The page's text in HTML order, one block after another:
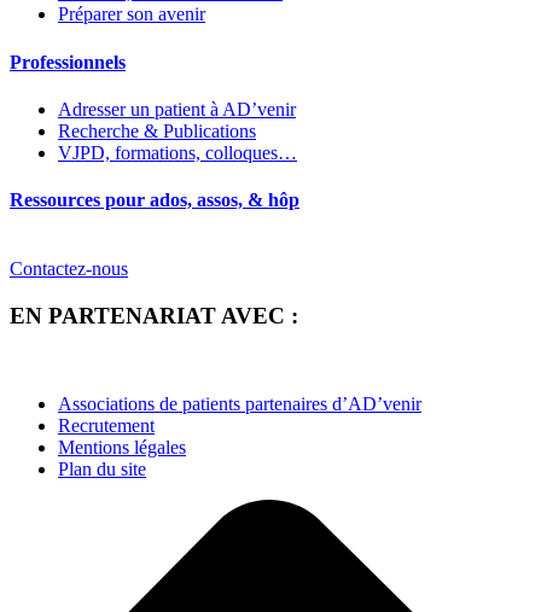
Préparer son avenir
Professionnels
Adresser un patient à AD’venir
Recherche & Publications
VJPD, formations, colloques…
Ressources pour ados, assos, & hôp
Contactez-nous
EN PARTENARIAT AVEC :
Associations de patients partenaires d’AD’venir
Recrutement
Mentions légales
Plan du site